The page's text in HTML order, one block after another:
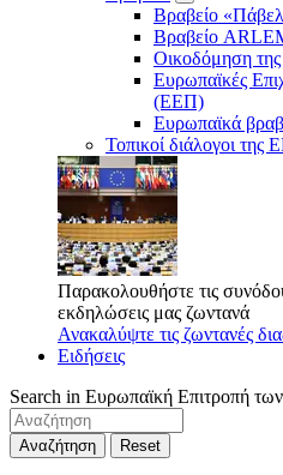
Βραβείο
Βραβείο
Οικοδόμηση
Ευρωπαϊκές
(ΕΕΠ)
Ευρωπαϊκά
Τοπικοί διάλογοι της
Παρακολουθήστε τις
εκδηλώσεις μας ζωντανά
Ανακαλύψτε τις ζωντανές
Ειδήσεις
Search in Ευρωπαϊκή Επιτροπή
Αναζήτηση Reset